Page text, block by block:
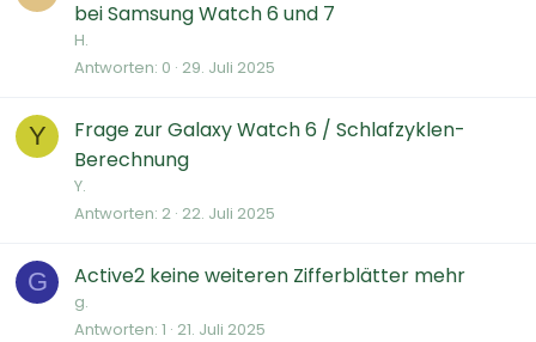
bei Samsung Watch 6 und 7
H.
Antworten 0 29. Juli 2025
Y
Frage zur Galaxy Watch 6 / Schlafzyklen-
Berechnung
Y.
Antworten 2 22. Juli 2025
G Active2 keine weiteren Zifferblätter mehr
g.
Antworten 1 21. Juli 2025